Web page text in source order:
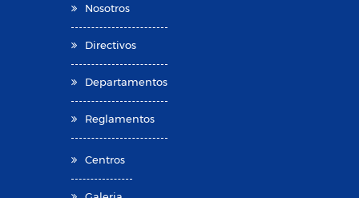
Nosotros
Directivos
Departamentos
Reglamentos
Centros